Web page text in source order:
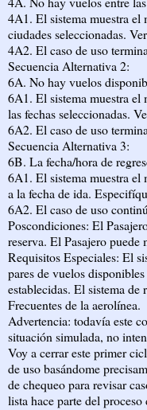
4A1. El sistema muestra el
ciudades seleccionadas.
4A2. El caso de uso termina
Secuencia Alternativa 2:
6A. No hay vuelos
6A1. El sistema muestra el
las fechas seleccionadas.
6A2. El caso de uso termina
Secuencia Alternativa 3:
6B. La fecha/hora de
6A1. El sistema muestra el
a la fecha de ida.
6A2. El caso de uso
Poscondiciones: El
reserva. El Pasajero puede
Requisitos Especiales: El
pares de vuelos
establecidas. El sistema de
Frecuentes de la aerolínea.
Advertencia: todavía este
situación simulada, no
Voy a cerrar este primer
de uso basándome
de chequeo para revisar
lista hace parte del